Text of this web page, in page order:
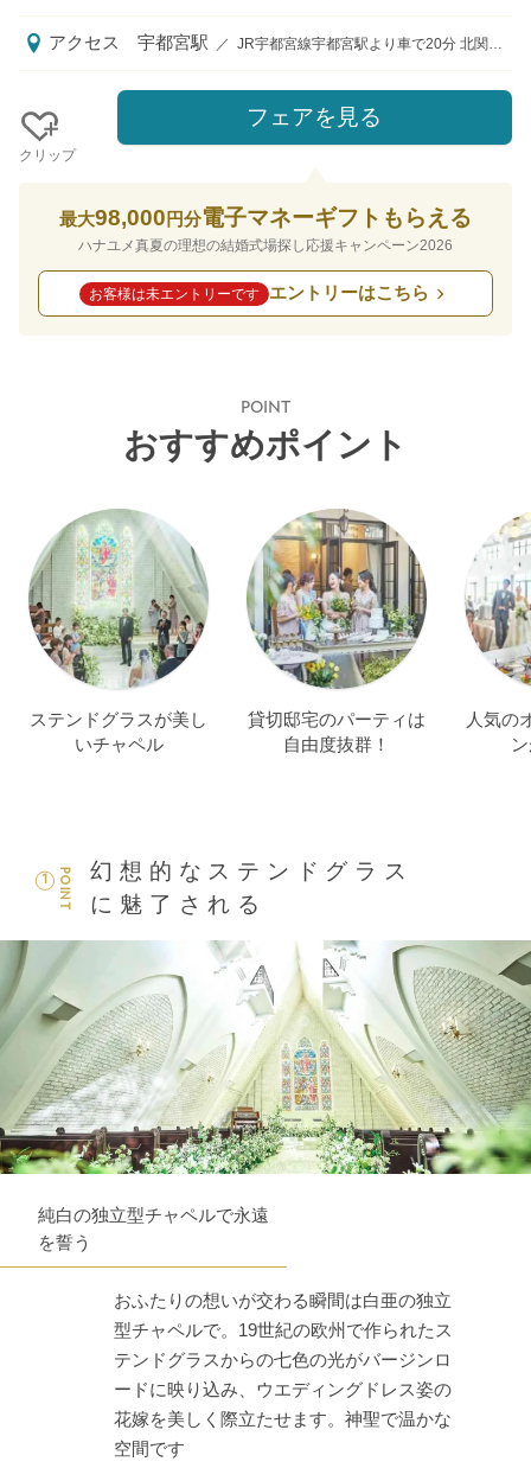
アクセス 宇都宮駅 ／ JR宇都宮線宇都宮駅より車で20分 北関東自動車道宇都宮上三川ICより車で1分
クリップ
フェアを見る
最大98,000 円分電子マネーギフトもらえる
ハナユメ真夏の理想の結婚式場探し応援キャンペーン2026
お客様は未エントリーです エントリーはこちら
POINT
おすすめポイント
ステンドグラスが美し
いチャペル
貸切邸宅のパーティは
自由度抜群！
人気の
POINT
1
幻想的なステンドグラス
に魅了される
純白の独立型チャペルで永遠
を誓う
おふたりの想いが交わる瞬間は白亜の独立
型チャペルで。19世紀の欧州で作られたス
テンドグラスからの七色の光がバージンロ
ードに映り込み、ウエディングドレス姿の
花嫁を美しく際立たせます。神聖で温かな
空間です